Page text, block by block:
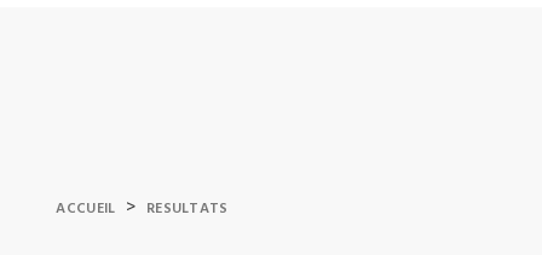
ACCUEIL > RESULTATS